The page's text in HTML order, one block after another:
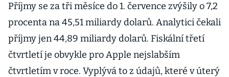
Příjmy se za tři měsíce do 1. července zvýšily o 7,2
procenta na 45,51 miliardy dolarů. Analytici čekali
příjmy jen 44,89 miliardy dolarů. Fiskální třetí
čtvrtletí je obvykle pro Apple nejslabším
čtvrtletím v roce. Vyplývá to z údajů, které v úterý